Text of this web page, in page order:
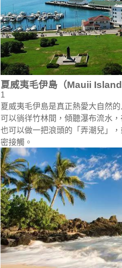
夏威夷毛伊島（Mauii Island
1
夏威夷毛伊島是真正熱愛大自然
可以徜徉竹林間，傾聽瀑布流水
也可以做一把浪頭的「弄潮兒」
密接觸。